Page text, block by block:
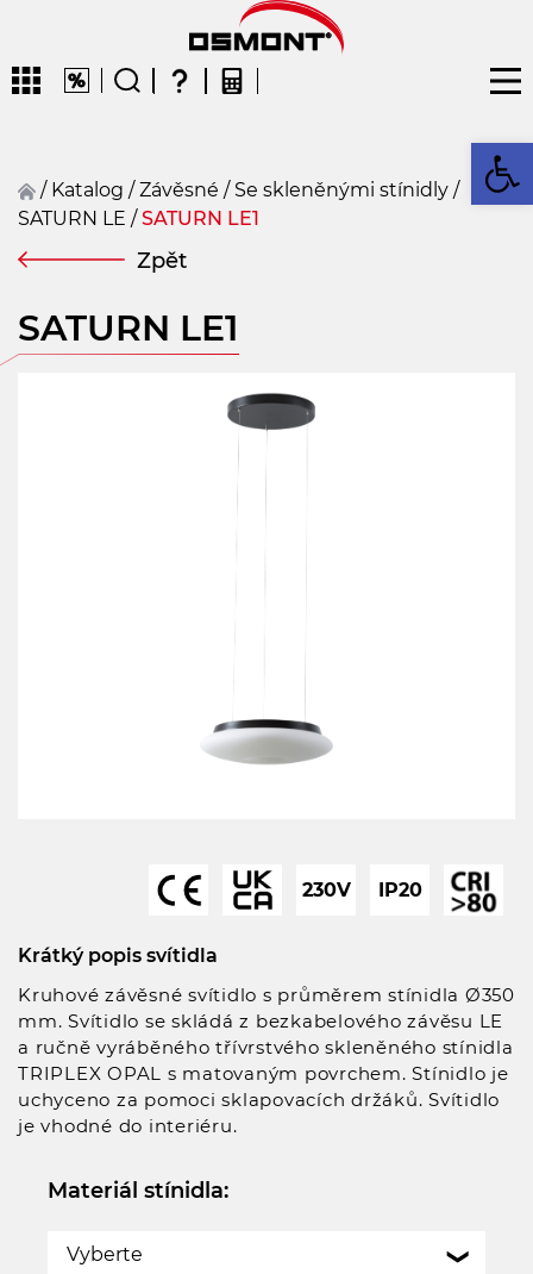
CZENDEFRFIN
/ Katalog / závěsné / Se skleněnými stínidly /
SATURN LE / SATURN LE1
Zpět
Krátký popis svítidla
Kruhové závěsné svítidlo s průměrem stínidla Ø350
mm. Svítidlo se skládá z bezkabelového závěsu LE
a ručně vyráběného třívrstvého skleněného stínidla
TRIPLEX OPAL s matovaným povrchem. Stínidlo je
uchyceno za pomoci sklapovacích držáků. Svítidlo
je vhodné do interiéru.
Materiál stínidla:
Vyberte
SATURN LE1
230V IP20